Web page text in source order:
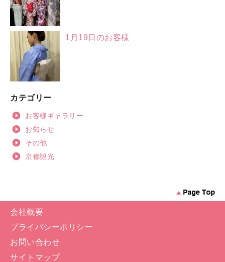
1月19日のお客様
カテゴリー
お客様ギャラリー
お知らせ
その他
京都観光
会社概要
プライバシーポリシー
お問い合わせ
サイトマップ